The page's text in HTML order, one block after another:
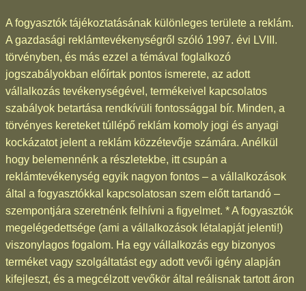
A fogyasztók tájékoztatásának különleges területe a reklám.
A gazdasági reklámtevékenységről szóló 1997. évi LVIII.
törvényben, és más ezzel a témával foglalkozó
jogszabályokban előírtak pontos ismerete, az adott
vállalkozás tevékenységével, termékeivel kapcsolatos
szabályok betartása rendkívüli fontossággal bír. Minden, a
törvényes kereteket túllépő reklám komoly jogi és anyagi
kockázatot jelent a reklám közzétevője számára. Anélkül
hogy belemennénk a részletekbe, itt csupán a
reklámtevékenység egyik nagyon fontos – a vállalkozások
által a fogyasztókkal kapcsolatosan szem előtt tartandó –
szempontjára szeretnénk felhívni a figyelmet. * A fogyasztók
megelégedettsége (ami a vállalkozások létalapját jelenti!)
viszonylagos fogalom. Ha egy vállalkozás egy bizonyos
terméket vagy szolgáltatást egy adott vevői igény alapján
kifejleszt, és a megcélzott vevőkör által reálisnak tartott áron